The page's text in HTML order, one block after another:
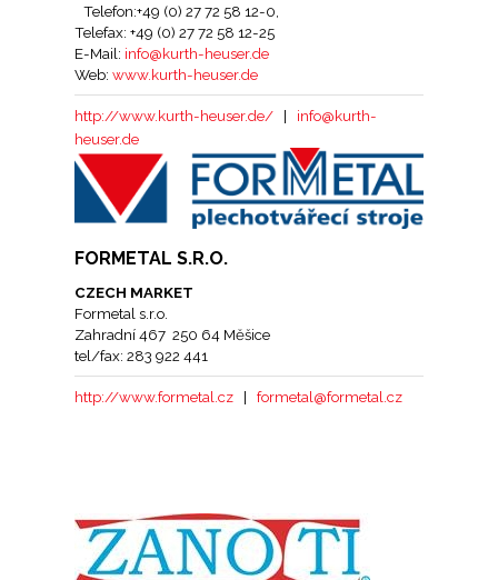
Telefon:+49 (0) 27 72 58 12-0,
Telefax: +49 (0) 27 72 58 12-25
E-Mail: info@kurth-heuser.de
Web:www.kurth-heuser.de
http://www.kurth-heuser.de/ | info@kurth-
heuser.de
FORMETAL S.R.O.
CZECH MARKET
Formetal s.r.o.
Zahradní 467 250 64 Měšice
tel/fax: 283 922 441
http://www.formetal.cz |formetal@formetal.cz